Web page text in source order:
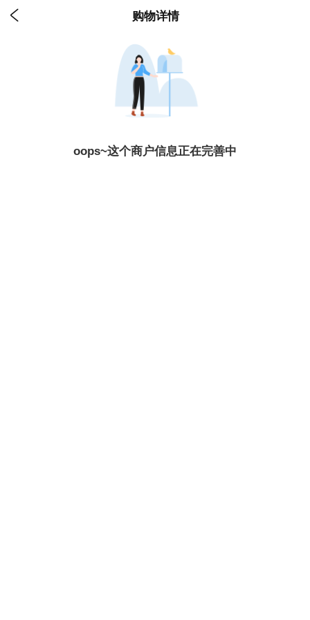
 购物详情
oops~这个商户信息正在完善中